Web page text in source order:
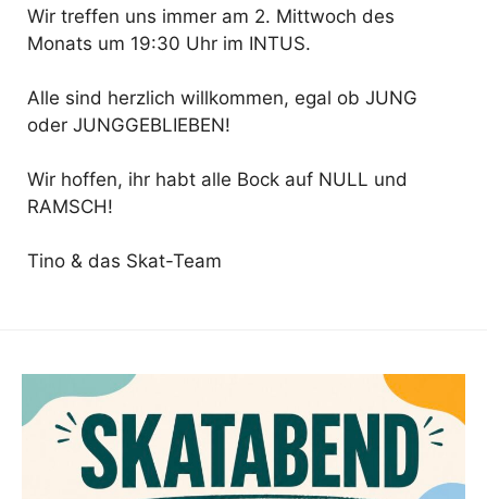
Wir treffen uns immer am 2. Mittwoch des
Monats um 19:30 Uhr im INTUS.
Alle sind herzlich willkommen, egal ob JUNG
oder JUNGGEBLIEBEN!
Wir hoffen, ihr habt alle Bock auf NULL und
RAMSCH!
Tino & das Skat-Team